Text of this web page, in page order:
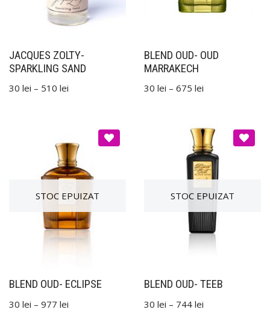
JACQUES ZOLTY-
SPARKLING SAND
30 lei – 510 lei
BLEND OUD- OUD
MARRAKECH
30 lei – 675 lei
BLEND OUD- ECLIPSE
30 lei – 977 lei
BLEND OUD- TEEB
30 lei – 744 lei